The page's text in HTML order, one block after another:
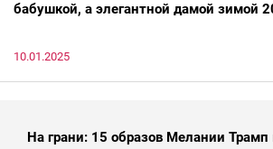
бабушкой, а элегантной дамой зимой
10.01.2025
На грани: 15 образов Мелании Трамп